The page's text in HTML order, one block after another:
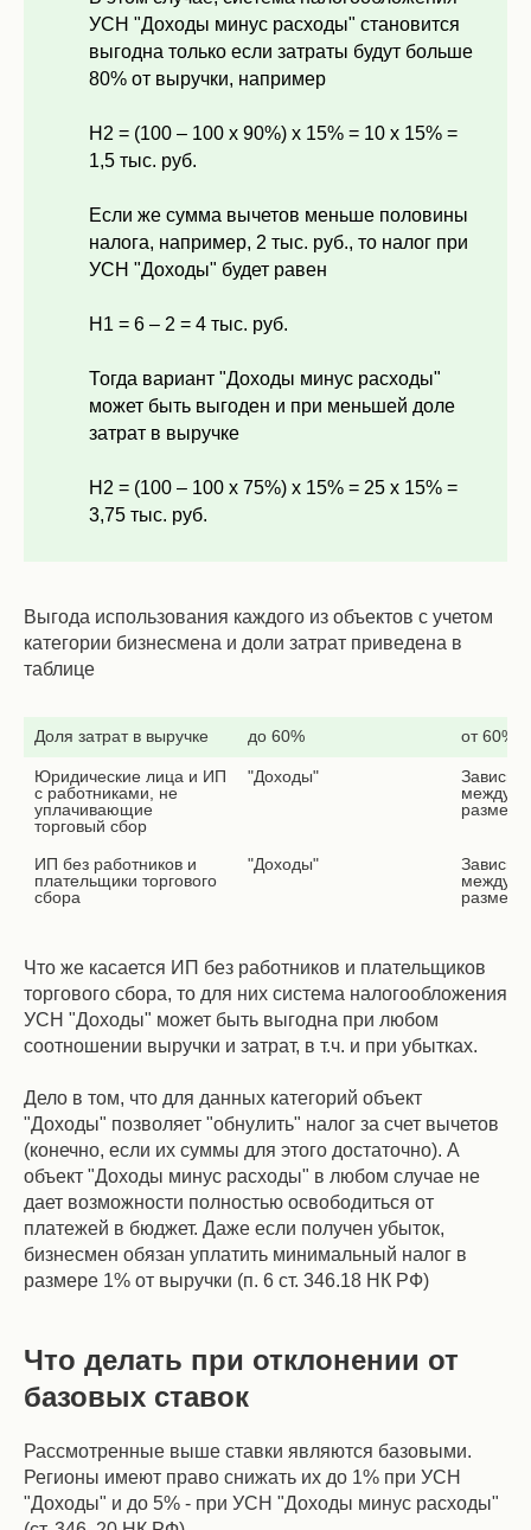
УСН "Доходы минус расходы" становится
выгодна только если затраты будут больше
80% от выручки, например
Н2 = (100 – 100 х 90%) х 15% = 10 х 15% =
1,5 тыс. руб.
Если же сумма вычетов меньше половины
налога, например, 2 тыс. руб., то налог при
УСН "Доходы" будет равен
Н1 = 6 – 2 = 4 тыс. руб.
Тогда вариант "Доходы минус расходы"
может быть выгоден и при меньшей доле
затрат в выручке
Н2 = (100 – 100 х 75%) х 15% = 25 х 15% =
3,75 тыс. руб.
Выгода использования каждого из объектов с учетом
категории бизнесмена и доли затрат приведена в
таблице
Доля затрат в выручке до 60% от 60%
Юридические лица и ИП
с работниками, не
уплачивающие
"Доходы"
Зависит
между
ИП без работников и
плательщики торгового
сбора
"Доходы"
Зависит
между
Что же касается ИП без работников и плательщиков
торгового сбора, то для них система налогообложения
УСН "Доходы" может быть выгодна при любом
соотношении выручки и затрат, в т.ч. и при убытках.
Дело в том, что для данных категорий объект
"Доходы" позволяет "обнулить" налог за счет вычетов
(конечно, если их суммы для этого достаточно). А
объект "Доходы минус расходы" в любом случае не
дает возможности полностью освободиться от
платежей в бюджет. Даже если получен убыток,
бизнесмен обязан уплатить минимальный налог в
размере 1% от выручки (п. 6 ст. 346.18 НК РФ)
Что делать при отклонении от
базовых ставок
Рассмотренные выше ставки являются базовыми.
Регионы имеют право снижать их до 1% при УСН
"Доходы" и до 5% - при УСН "Доходы минус расходы"